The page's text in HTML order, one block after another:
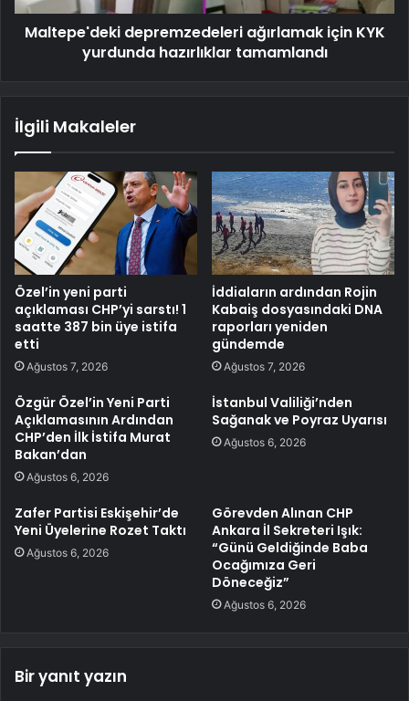
Maltepe'deki depremzedeleri ağırlamak için KYK
yurdunda hazırlıklar tamamlandı
İlgili Makaleler
Özel’in yeni parti
açıklaması CHP’yi sarstı! 1
saatte 387 bin üye istifa
etti
Ağustos 7, 2026
İddiaların ardından Rojin
Kabaiş dosyasındaki DNA
raporları yeniden
gündemde
Ağustos 7, 2026
Özgür Özel’in Yeni Parti
Açıklamasının Ardından
CHP’den İlk İstifa Murat
Bakan’dan
Ağustos 6, 2026
İstanbul Valiliği’nden
Sağanak ve Poyraz Uyarısı
Ağustos 6, 2026
Zafer Partisi Eskişehir’de
Yeni Üyelerine Rozet Taktı
Ağustos 6, 2026
Görevden Alınan CHP
Ankara İl Sekreteri Işık:
“Günü Geldiğinde Baba
Ocağımıza Geri
Döneceğiz”
Ağustos 6, 2026
Bir yanıt yazın